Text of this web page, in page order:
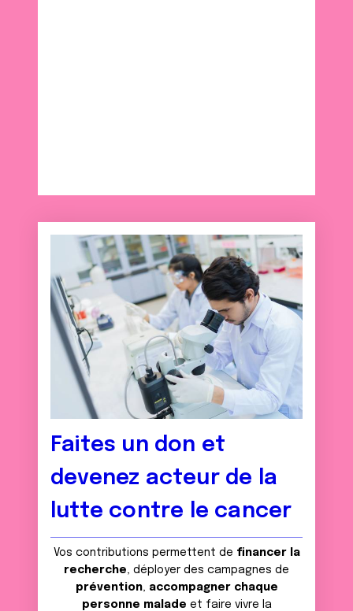
Faites un don et
devenez acteur de la
lutte contre le cancer
Vos contributions permettent de financer la
recherche, déployer des campagnes de
prévention, accompagner chaque
personne malade et faire vivre la